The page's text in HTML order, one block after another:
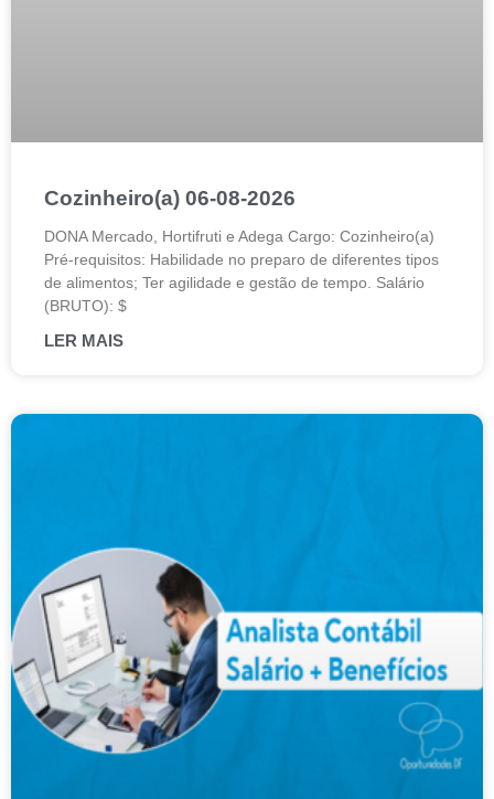
Cozinheiro(a) 06-08-2026
DONA Mercado, Hortifruti e Adega Cargo: Cozinheiro(a)
Pré-requisitos: Habilidade no preparo de diferentes tipos
de alimentos; Ter agilidade e gestão de tempo. Salário
(BRUTO): $
LER MAIS